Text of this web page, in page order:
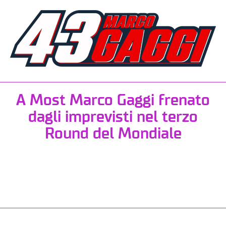
A Most Marco Gaggi frenato
dagli imprevisti nel terzo
Round del Mondiale